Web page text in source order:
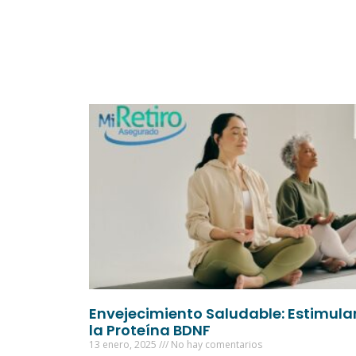
Envejecimiento Saludable:
la Proteína BDNF
13 enero, 2025 No hay comentarios